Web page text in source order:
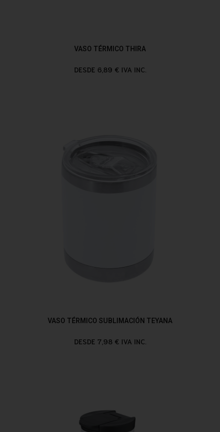
VASO TÉRMICO THIRA
DESDE 6,89 € IVA INC.
VASO TÉRMICO SUBLIMACIÓN TEYANA
DESDE 7,98 € IVA INC.